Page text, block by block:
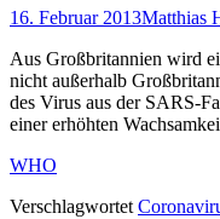
16. Februar 2013Matthias
Aus Großbritannien wird
nicht außerhalb
des Virus aus der SARS-
einer erhöhten
WHO
Verschlagwortet